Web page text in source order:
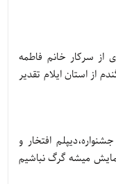
از سرکار خانم فاطمه
از استان ایلام تقدیر
افتخار و
نمایش میشه گرگ نباشیم